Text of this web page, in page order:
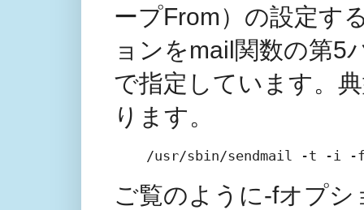
ープFrom）の設定す
ョンをmail関数の第5
で指定しています。
ります。
/usr/sbin/sendmail -t -i -
ご覧のように-fオプ